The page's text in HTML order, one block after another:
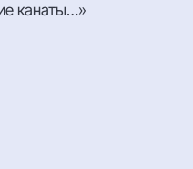
канаты…»